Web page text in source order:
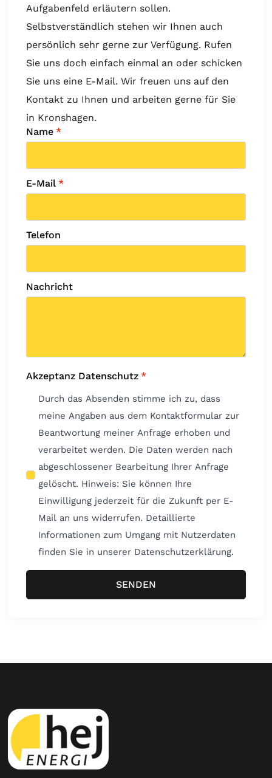
Aufgabenfeld erläutern sollen.
Selbstverständlich stehen wir Ihnen auch
persönlich sehr gerne zur Verfügung. Rufen
Sie uns doch einfach einmal an oder schicken
Sie uns eine E-Mail. Wir freuen uns auf den
Kontakt zu Ihnen und arbeiten gerne für Sie
in Kronshagen.
Name *
E-Mail *
Telefon
Nachricht
Akzeptanz Datenschutz *
Durch das Absenden stimme ich zu, dass
meine Angaben aus dem Kontaktformular zur
Beantwortung meiner Anfrage erhoben und
verarbeitet werden. Die Daten werden nach
abgeschlossener Bearbeitung Ihrer Anfrage
gelöscht. Hinweis: Sie können Ihre
Einwilligung jederzeit für die Zukunft per E-
Mail an uns widerrufen. Detaillierte
Informationen zum Umgang mit Nutzerdaten
finden Sie in unserer Datenschutzerklärung.
SENDEN